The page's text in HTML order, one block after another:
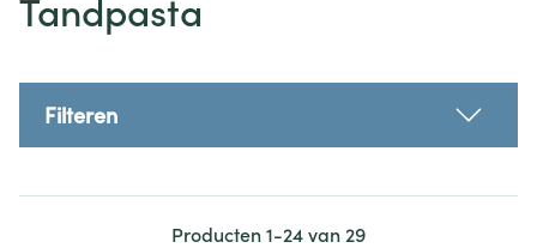
Filteren
Producten1-24van 29